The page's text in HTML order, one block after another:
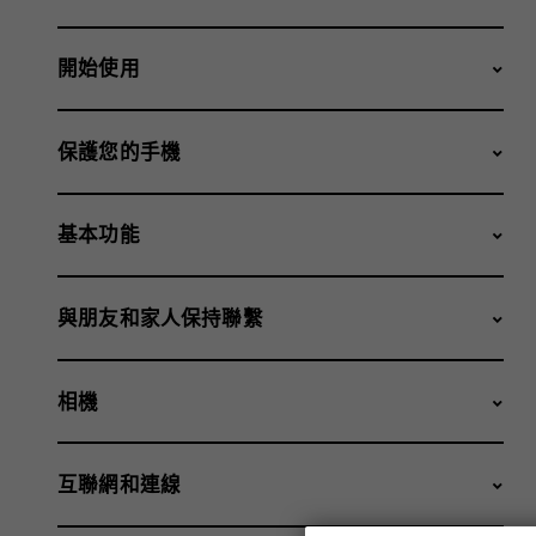
開始使用
保護您的手機
基本功能
與朋友和家人保持聯繫
相機
互聯網和連線